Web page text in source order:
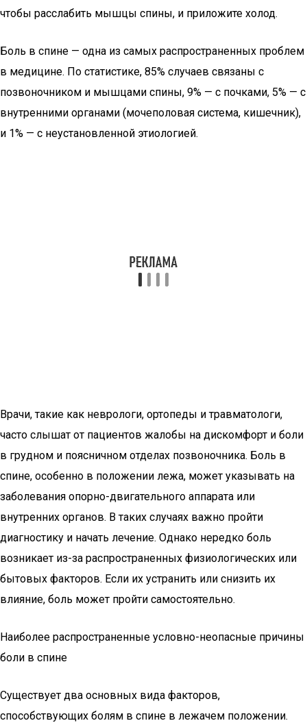
чтобы расслабить мышцы спины, и приложите холод.
Боль в спине — одна из самых распространенных проблем
в медицине. По статистике, 85% случаев связаны с
позвоночником и мышцами спины, 9% — с почками, 5% — с
внутренними органами (мочеполовая система, кишечник),
и 1% — с неустановленной этиологией.
Врачи, такие как неврологи, ортопеды и травматологи,
часто слышат от пациентов жалобы на дискомфорт и боли
в грудном и поясничном отделах позвоночника. Боль в
спине, особенно в положении лежа, может указывать на
заболевания опорно-двигательного аппарата или
внутренних органов. В таких случаях важно пройти
диагностику и начать лечение. Однако нередко боль
возникает из-за распространенных физиологических или
бытовых факторов. Если их устранить или снизить их
влияние, боль может пройти самостоятельно.
Наиболее распространенные условно-неопасные причины
боли в спине
Существует два основных вида факторов,
способствующих болям в спине в лежачем положении.